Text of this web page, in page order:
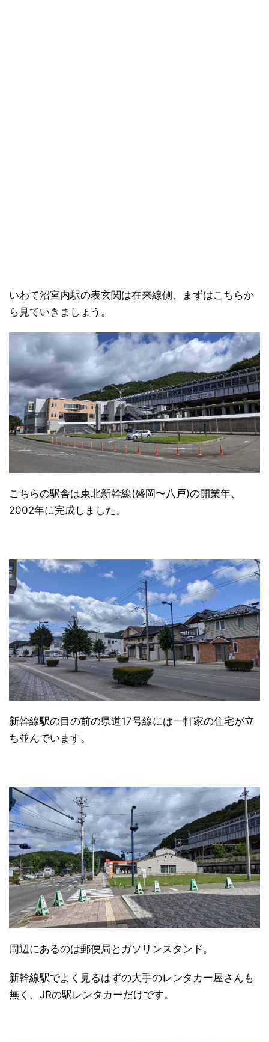
いわて沼宮内駅の表玄関は在来線側、まずはこちらか
ら見ていきましょう。
こちらの駅舎は東北新幹線(盛岡〜八戸)の開業年、
2002年に完成しました。
新幹線駅の目の前の県道17号線には一軒家の住宅が立
ち並んでいます。
周辺にあるのは郵便局とガソリンスタンド。
新幹線駅でよく見るはずの大手のレンタカー屋さんも
無く、JRの駅レンタカーだけです。